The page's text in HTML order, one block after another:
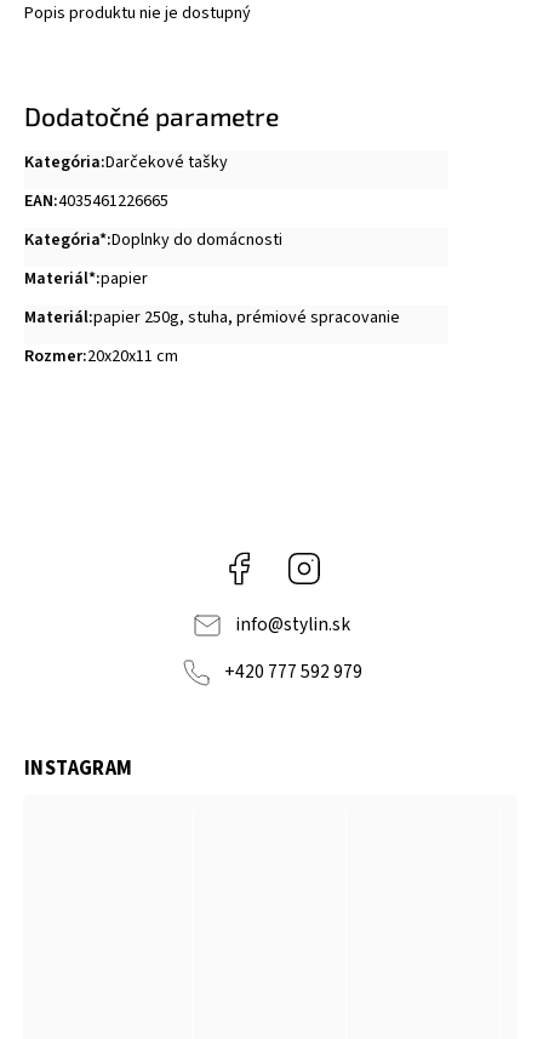
Popis produktu nie je dostupný
Dodatočné parametre
Kategória:Darčekové tašky
EAN:4035461226665
Kategória*:Doplnky do domácnosti
Materiál*:papier
Materiál:papier 250g, stuha, prémiové spracovanie
Rozmer:20x20x11 cm
Facebook
info@stylin.sk
+420 777 592 979
INSTAGRAM